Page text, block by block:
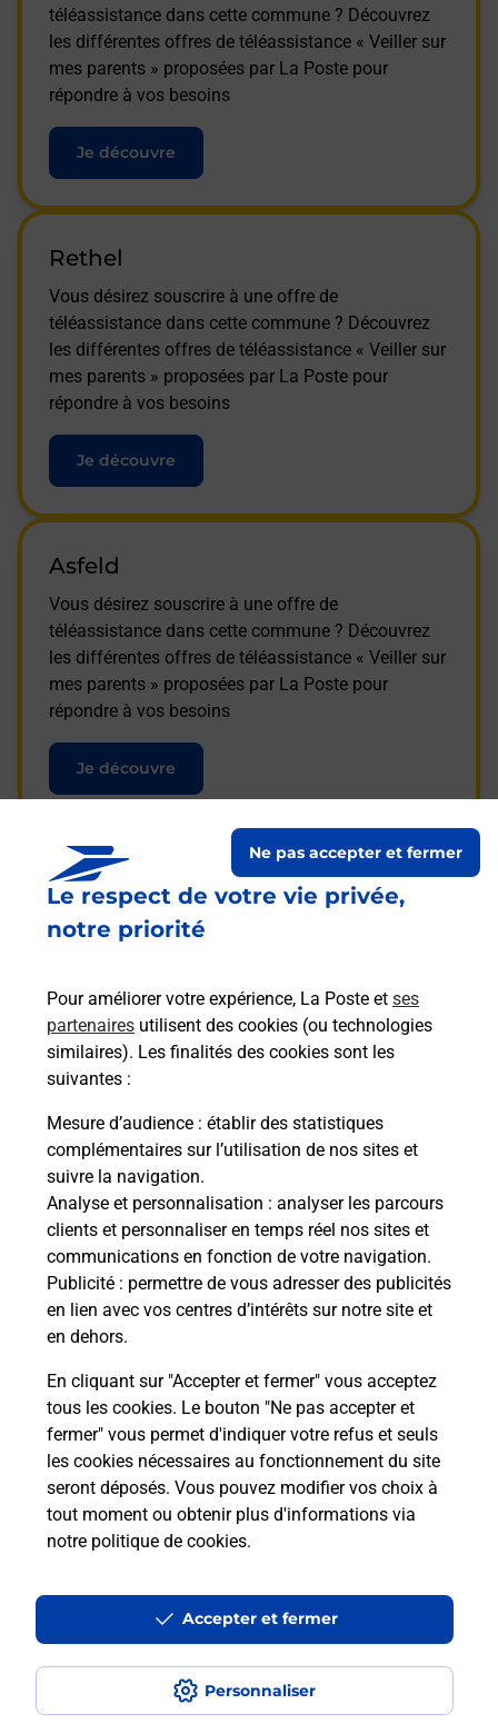
Le respect de votre vie privée,
notre priorité
Pour améliorer votre expérience, La Poste et ses
partenaires utilisent des cookies (ou technologies
similaires). Les finalités des cookies sont les
suivantes :
Mesure d’audience : établir des statistiques
complémentaires sur l’utilisation de nos sites et
suivre la navigation.
Analyse et personnalisation : analyser les parcours
clients et personnaliser en temps réel nos sites et
communications en fonction de votre navigation.
Publicité : permettre de vous adresser des publicités
en lien avec vos centres d’intérêts sur notre site et
en dehors.
En cliquant sur "Accepter et fermer" vous acceptez
tous les cookies. Le bouton "Ne pas accepter et
fermer" vous permet d'indiquer votre refus et seuls
les cookies nécessaires au fonctionnement du site
seront déposés. Vous pouvez modifier vos choix à
tout moment ou obtenir plus d'informations via
notre politique de cookies.
Personnaliser
Ne pas accepter et fermer
Accepter et fermer
téléassistance dans cette commune ? Découvrez
les différentes offres de téléassistance « Veiller sur
mes parents » proposées par La Poste pour
répondre à vos besoins
Je découvre
Rethel
Vous désirez souscrire à une offre de
téléassistance dans cette commune ? Découvrez
les différentes offres de téléassistance « Veiller sur
mes parents » proposées par La Poste pour
répondre à vos besoins
Je découvre
Asfeld
Vous désirez souscrire à une offre de
téléassistance dans cette commune ? Découvrez
les différentes offres de téléassistance « Veiller sur
mes parents » proposées par La Poste pour
répondre à vos besoins
Je découvre
Questions fréquemment
posées
La téléassistance classique avec
médaillon d’alarme qu’est ce que
c’est ?
Comment fonctionne la
téléassistance classique ?
Comment est installée la
téléassistance classique ?
Localiser Liste
Liste - téléassistance
Ardennes - téléassistance
Chaumont Porcien - téléassistance
Accessibilité : partiellement conforme
Conditions contractuelles
Mentions légales